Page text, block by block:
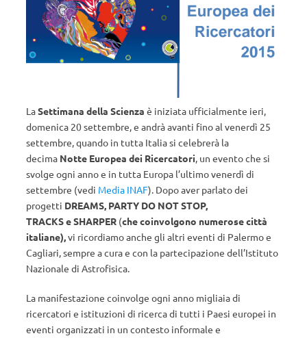
LaSettimana della Scienza è iniziata ufficialmente ieri,
domenica 20 settembre, e andrà avanti fino al venerdì 25
settembre, quando in tutta Italia si celebrerà la
decima Notte Europea dei Ricercatori, un evento che si
svolge ogni anno e in tutta Europa l’ultimo venerdì di
settembre (vedi Media INAF). Dopo aver parlato dei
progetti DREAMS, PARTY DO NOT STOP,
TRACKS eSHARPER (che coinvolgono numerose città
italiane),vi ricordiamo anche gli altri eventi di Palermo e
Cagliari, sempre a cura e con la partecipazione dell’Istituto
Nazionale di Astrofisica.
La manifestazione coinvolge ogni anno migliaia di
ricercatori e istituzioni di ricerca di tutti i Paesi europei in
eventi organizzati in un contesto informale e